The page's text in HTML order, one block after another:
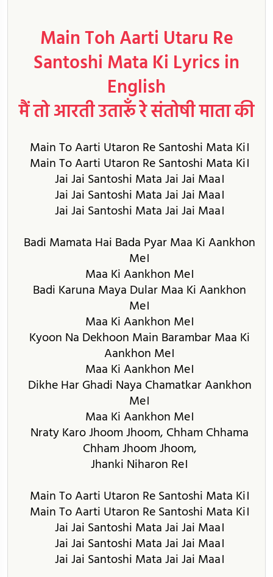
Main Toh Aarti Utaru Re
Santoshi Mata Ki Lyrics in
English
मैं तो आरती उतारूँ रे संतोषी माता की
Main To Aarti Utaron Re Santoshi Mata Ki।
Main To Aarti Utaron Re Santoshi Mata Ki।
Jai Jai Santoshi Mata Jai Jai Maa।
Jai Jai Santoshi Mata Jai Jai Maa।
Jai Jai Santoshi Mata Jai Jai Maa।
Badi Mamata Hai Bada Pyar Maa Ki Aankhon
Me।
Maa Ki Aankhon Me।
Badi Karuna Maya Dular Maa Ki Aankhon
Me।
Maa Ki Aankhon Me।
Kyoon Na Dekhoon Main Barambar Maa Ki
Aankhon Me।
Maa Ki Aankhon Me।
Dikhe Har Ghadi Naya Chamatkar Aankhon
Me।
Maa Ki Aankhon Me।
Nraty Karo Jhoom Jhoom, Chham Chhama
Chham Jhoom Jhoom,
Jhanki Niharon Re।
Main To Aarti Utaron Re Santoshi Mata Ki।
Main To Aarti Utaron Re Santoshi Mata Ki।
Jai Jai Santoshi Mata Jai Jai Maa।
Jai Jai Santoshi Mata Jai Jai Maa।
Jai Jai Santoshi Mata Jai Jai Maa।